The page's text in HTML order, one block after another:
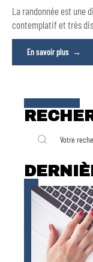
La randonnée est une
contemplatif et très
En savoir plus